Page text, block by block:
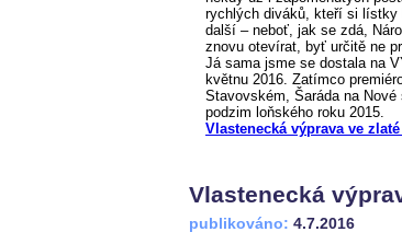
rychlých diváků, kteří si lístky
další – neboť, jak se zdá,
znovu otevírat, byť určitě ne
Já sama jsme se dostala na
květnu 2016. Zatímco
Stavovském, Šaráda na
podzim loňského roku 2015.
Vlastenecká výprava ve
Vlastenecká
publikováno: 4.7.2016